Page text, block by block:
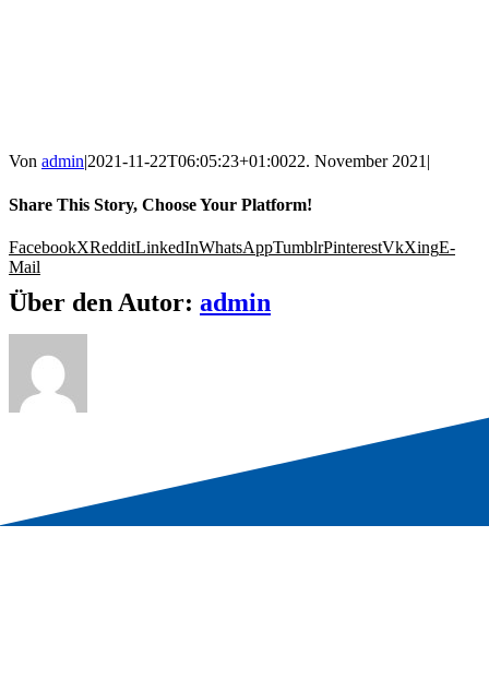
Von admin|2021-11-22T06:05:23+01:0022. November 2021|
Share This Story, Choose Your Platform!
FacebookXRedditLinkedInWhatsAppTumblrPinterestVkXingE-
Mail
Über den Autor: admin